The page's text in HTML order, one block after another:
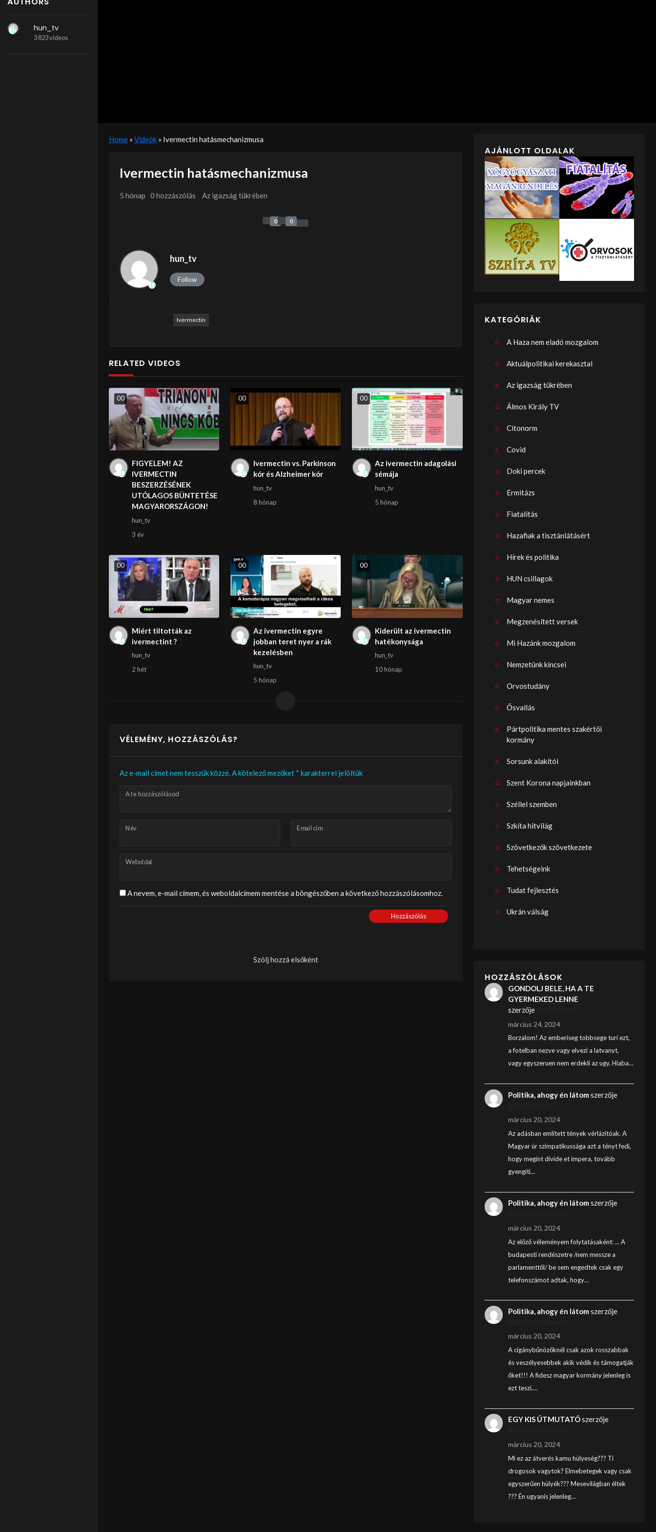
hun_tv
3 823 videos
Home» Videók» Ivermectin hatásmechanizmusa
Ivermectin hatásmechanizmusa
5 hónap 0 hozzászólás Az igazság tükrében
0 0
hun_tv
Follow
Ivermectin
RELATED VIDEOS
00
FIGYELEM! AZ
IVERMECTIN
BESZERZÉSÉNEK
UTÓLAGOS BÜNTETÉSE
MAGYARORSZÁGON!
hun_tv
3 év
00
Ivermectin vs. Parkinson
kór és Alzheimer kór
hun_tv
8 hónap
00
Az ivermectin adagolási
sémája
hun_tv
5 hónap
00
Miért tiltották az
ivermectint ?
hun_tv
2 hét
00
Az ivermectin egyre
jobban teret nyer a rák
kezelésben
hun_tv
5 hónap
00
Kiderült az ivermectin
hatékonysága
hun_tv
10 hónap
VÉLEMÉNY, HOZZÁSZÓLÁS?
Az e-mail címet nem tesszük közzé.A kötelező mezőket * karakterrel jelöltük
A te hozzászólásod
Név Email cím
Weboldal
A nevem, e-mail címem, és weboldalcímem mentése a böngészőben a következő hozzászólásomhoz.
Hozzászólás
Szólj hozzá elsőként
AJÁNLOTT OLDALAK
KATEGÓRIÁK
A Haza nem eladó mozgalom
Aktuálpolitikai kerekasztal
Az igazság tükrében
Álmos Király TV
Citonorm
Covid
Doki percek
Ermitázs
Fiatalítás
Hazafiak a tisztánlátásért
Hírek és politika
HUN csillagok
Magyar nemes
Megzenésített versek
Mi Hazánk mozgalom
Nemzetünk kincsei
Orvostudány
Ősvallás
Pártpolitika mentes szakértői
kormány
Sorsunk alakítói
Szent Korona napjainkban
Széllel szemben
Szkíta hitvilág
Szövetkezők szövetkezete
Tehetségeink
Tudat fejlesztés
Ukrán válság
HOZZÁSZÓLÁSOK
GONDOLJ BELE, HA A TE
GYERMEKED LENNE
szerzője
március 24, 2024
Borzalom! Az emberiseg tobbsege turi ezt,
a fotelban nezve vagy elvezi a latvanyt,
vagy egyszeruen nem erdekli az ugy. Hiaba…
Politika, ahogy én látom szerzője
március 20, 2024
Az adásban említett tények vérlázítóak. A
Magyar úr szimpatikussága azt a tényt fedi,
hogy megint divide et impera, tovább
gyengíti…
Politika, ahogy én látom szerzője
március 20, 2024
Az előző véleményem folytatásaként: ... A
budapesti rendészetre /nem messze a
parlamenttől/ be sem engedtek csak egy
telefonszámot adtak, hogy…
Politika, ahogy én látom szerzője
március 20, 2024
A cigánybűnözőknél csak azok rosszabbak
és veszélyesebbek akik védik és támogatják
őket!!! A fidesz magyar kormány jelenleg is
ezt teszi.…
EGY KIS ÚTMUTATÓszerzője
március 20, 2024
Mi ez az átverés kamu hülyeség??? Ti
drogosok vagytok? Elmebetegek vagy csak
egyszerűen hülyék??? Mesevilágban éltek
??? Én ugyanis jelenleg…